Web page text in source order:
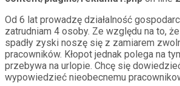
Od 6 lat prowadzę działalność
zatrudniam 4 osoby. Ze względu na to,
spadły zyski noszę się z zamiarem
pracowników. Kłopot jednak polega na
przebywa na urlopie. Chcę się
wypowiedzieć nieobecnemu